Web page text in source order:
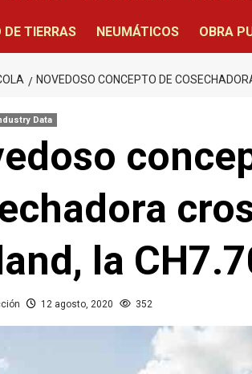
TIERRAS NEUMÁTICOS OBRA
NOVEDOSO CONCEPTO DE
Data
la
12 agosto, 2020 352